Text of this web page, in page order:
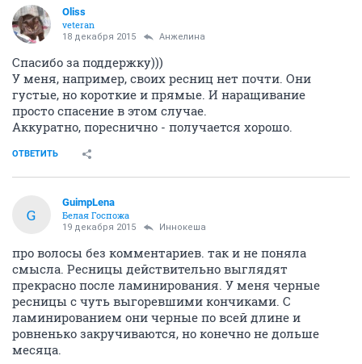
Oliss
veteran
18 декабря 2015 Aнжелина
Спасибо за поддержку)))
У меня, например, своих ресниц нет почти. Они
густые, но короткие и прямые. И наращивание
просто спасение в этом случае.
Аккуратно, пореснично - получается хорошо.
ОТВЕТИТЬ
G
GuimpLena
Белая Госпожа
19 декабря 2015 Иннокеша
про волосы без комментариев. так и не поняла
смысла. Ресницы действительно выглядят
прекрасно после ламинирования. У меня черные
ресницы с чуть выгоревшими кончиками. С
ламинированием они черные по всей длине и
ровненько закручиваются, но конечно не дольше
месяца.